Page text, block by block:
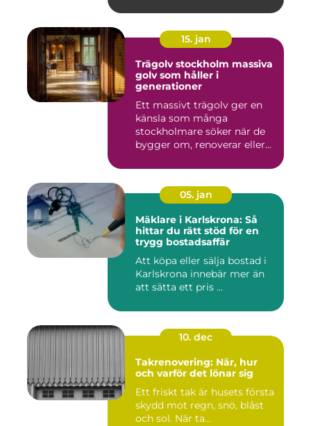
15. jan
Trägolv stockholm massiva
golv som håller i
generationer
Ett massivt trägolv ger en
känsla som många
stockholmare söker när de
bygger om, renoverar eller
05. jan
Mäklare i Karlskrona: Så
hittar du rätt stöd för en
trygg bostadsaffär
Att köpa eller sälja bostad i
Karlskrona innebär mer än
att sätta ett pris ...
10. dec
Takrenovering: När, hur
och varför det lönar sig
Ett friskt tak är husets första
skydd mot regn, snö, blåst
och sol. När ta...